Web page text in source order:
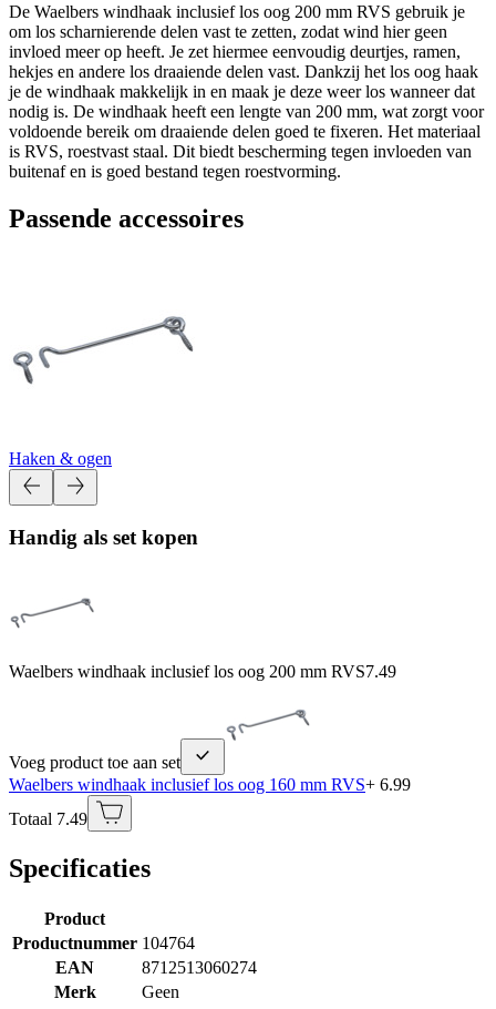
De Waelbers windhaak inclusief los oog 200 mm RVS gebruik je
om los scharnierende delen vast te zetten, zodat wind hier geen
invloed meer op heeft. Je zet hiermee eenvoudig deurtjes, ramen,
hekjes en andere los draaiende delen vast. Dankzij het los oog haak
je de windhaak makkelijk in en maak je deze weer los wanneer dat
nodig is. De windhaak heeft een lengte van 200 mm, wat zorgt voor
voldoende bereik om draaiende delen goed te fixeren. Het materiaal
is RVS, roestvast staal. Dit biedt bescherming tegen invloeden van
buitenaf en is goed bestand tegen roestvorming.
Passende accessoires
Haken & ogen
Handig als set kopen
Waelbers windhaak inclusief los oog 200 mm RVS7.49
Voeg product toe aan set
Waelbers windhaak inclusief los oog 160 mm RVS+ 6.99
Totaal 7.49
Specificaties
Product
Productnummer 104764
EAN
8712513060274
Merk
Geen